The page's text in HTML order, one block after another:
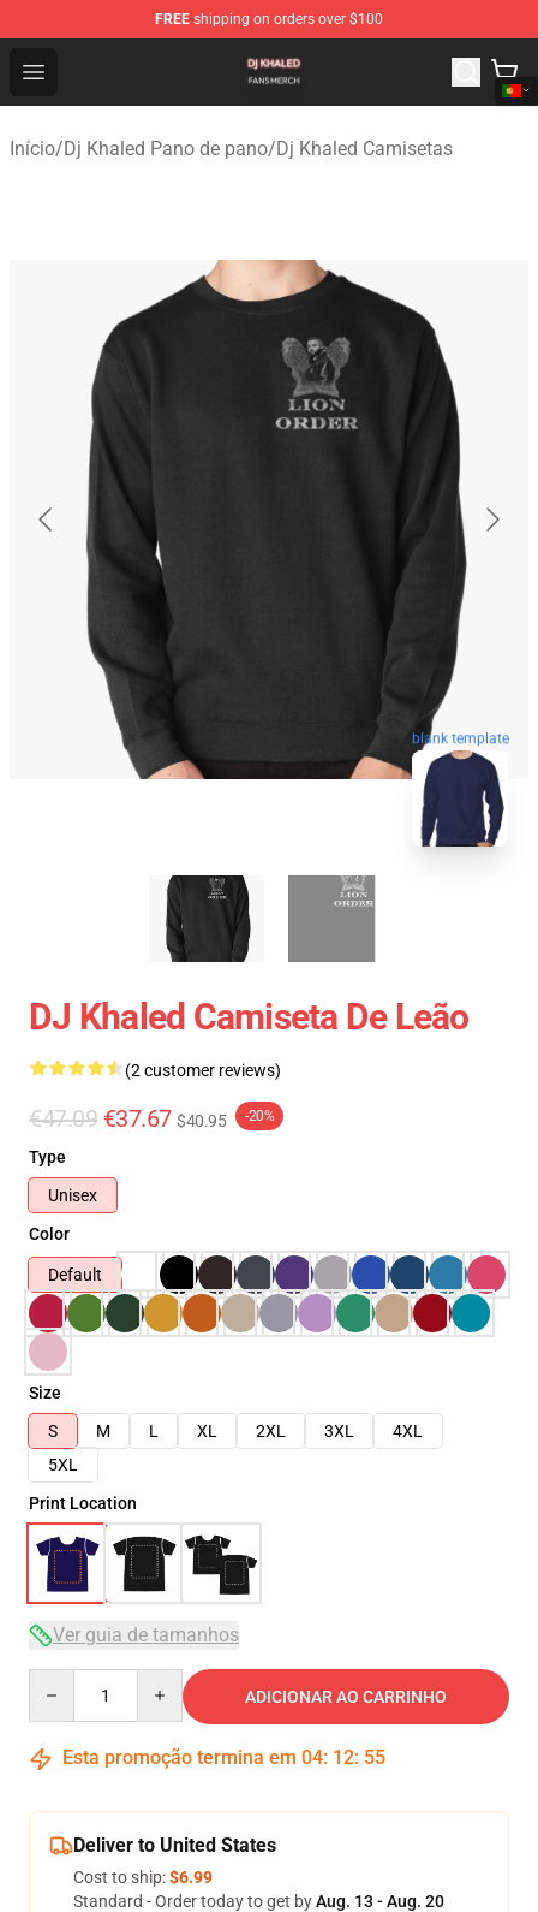
FREE shipping on orders over $100
Open menu
Dj Khaled Shop - Official Dj Khaled Merchandise Store
Início/Dj Khaled Pano de pano/Dj Khaled Camisetas
blank template
DJ Khaled Camiseta De Leão
(2 customer reviews)
€47.09 €37.67 $40.95 -20%
Type
Unisex
Color
Default
Size
S
M L XL 2XL 3XL
4XL
5XL
Print Location
Ver guia de tamanhos
ADICIONAR AO CARRINHO
Esta promoção termina em 04: 12: 54
Deliver to United States
Cost to ship:$6.99
Standard - Order today to get byAug. 13 - Aug. 20